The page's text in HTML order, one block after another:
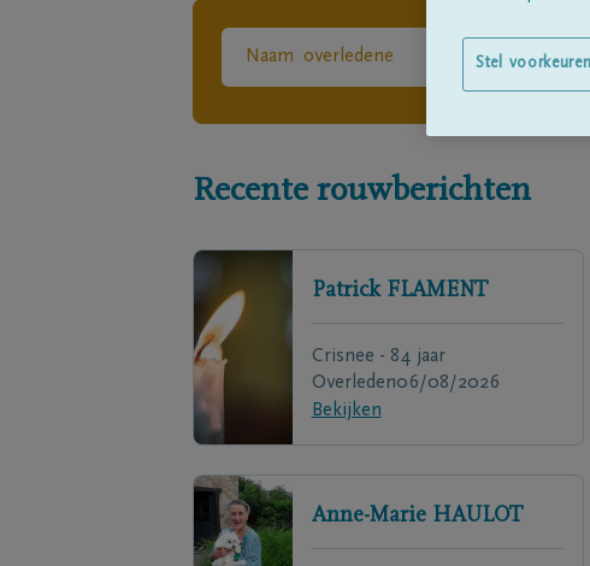
Recente rouwberichten
Patrick FLAMENT
Crisnee - 84 jaar
Overleden06/08/2026
Bekijken
Anne-Marie HAULOT
Stel